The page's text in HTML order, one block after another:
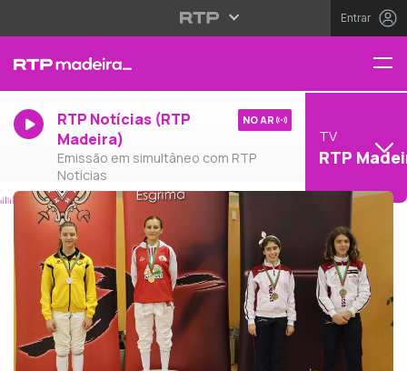
Entrar
RTP Notícias (RTP
Madeira)
Emissão em simultâneo com RTP
Notícias
NO AR
TV
RTP